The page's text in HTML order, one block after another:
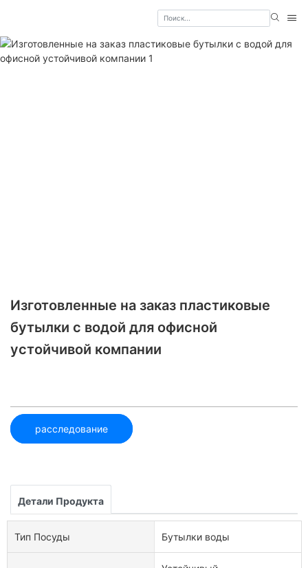
Изготовленные на заказ пластиковые
бутылки с водой для офисной
устойчивой компании
расследование
Детали Продукта
Тип Посуды Бутылки воды